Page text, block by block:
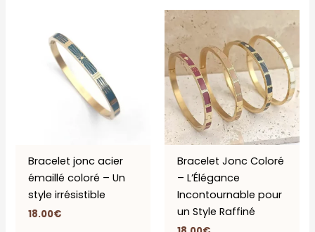
Bracelet jonc acier
émaillé coloré – Un
style irrésistible
18.00€
Bracelet Jonc Coloré
– L’Élégance
Incontournable pour
un Style Raffiné